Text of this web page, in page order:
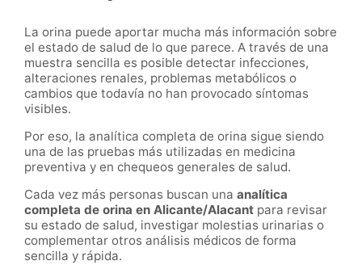
La orina puede aportar mucha más información sobre
el estado de salud de lo que parece. A través de una
muestra sencilla es posible detectar infecciones,
alteraciones renales, problemas metabólicos o
cambios que todavía no han provocado síntomas
visibles.
Por eso, la analítica completa de orina sigue siendo
una de las pruebas más utilizadas en medicina
preventiva y en chequeos generales de salud.
Cada vez más personas buscan una analítica
completa de orina en Alicante/Alacant para revisar
su estado de salud, investigar molestias urinarias o
complementar otros análisis médicos de forma
sencilla y rápida.